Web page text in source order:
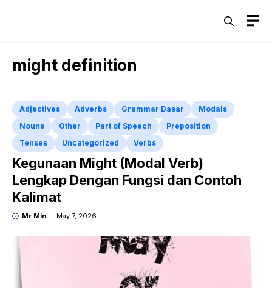
might definition
Adjectives Adverbs Grammar Dasar
Modals
Nouns
Other Part of Speech
Preposition
Tenses
Uncategorized Verbs
Kegunaan Might (Modal Verb)
Lengkap Dengan Fungsi dan Contoh
Kalimat
Mr Min May 7, 2026